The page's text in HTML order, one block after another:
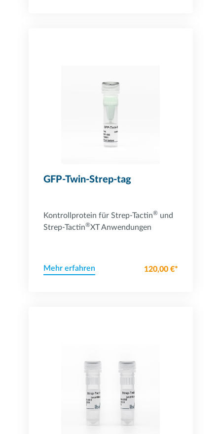
GFP-Twin-Strep-tag
Kontrollprotein für Strep-Tactin®und
Strep-Tactin®XT Anwendungen
Mehr erfahren 120,00 €*